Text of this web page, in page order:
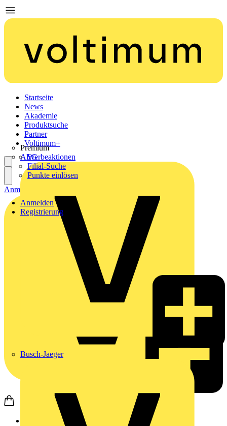
Startseite
News
Akademie
Produktsuche
Partner
Premium
AEG
Busch-Jaeger
Voltimum+
Werbeaktionen
Filial-Suche
Punkte einlösen
Anmelden
Registrierung
Anmelden